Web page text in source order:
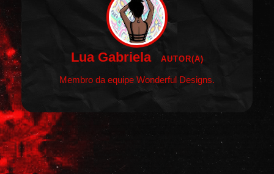
Lua Gabriela AUTOR(A)
Membro da equipe Wonderful Designs.